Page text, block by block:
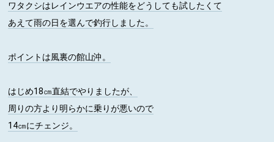
ワタクシはレインウエアの性能をどうしても試したくて
あえて雨の日を選んで釣行しました。
ポイントは風裏の館山沖。
はじめ18㎝直結でやりましたが、
周りの方より明らかに乗りが悪いので
14㎝にチェンジ。